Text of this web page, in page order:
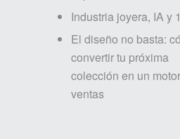
Industria joyera, IA y
El diseño no basta:
convertir tu próxima
colección en un
ventas